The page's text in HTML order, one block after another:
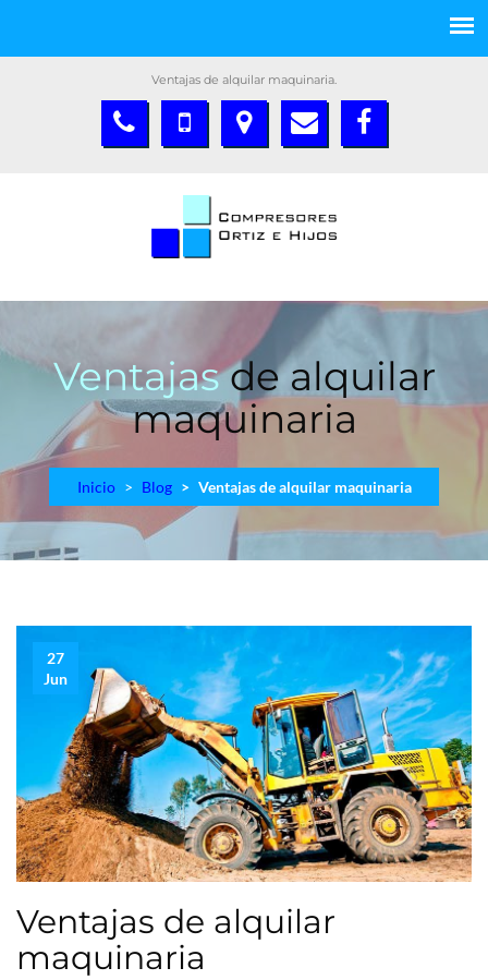
Ventajas de alquilar maquinaria.
Ventajasde alquilar
maquinaria
Inicio Blog Ventajas de alquilar maquinaria
27
Jun
Ventajas de alquilar
maquinaria